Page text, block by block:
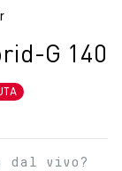
G 140
dal vivo?